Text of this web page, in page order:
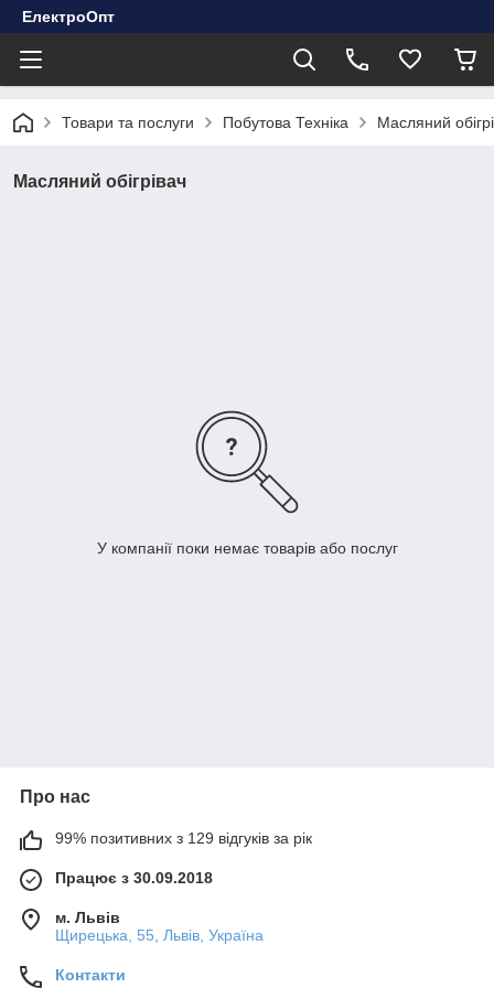
ЕлектроОпт
Товари та послуги Побутова Техніка Масляний
Масляний обігрівач
У компанії поки немає товарів або послуг
Про нас
99% позитивних з 129 відгуків за рік
Працює з 30.09.2018
м. Львів
Щирецька, 55, Львів, Україна
Контакти